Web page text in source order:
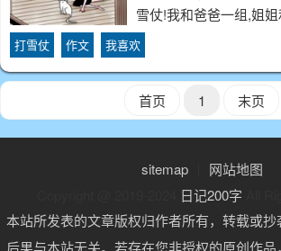
雪仗!我和爸爸一组,姐
子里玩起了打雪仗,打雪
声令下,于是,我手持四“
“弹”有序地击在了姐姐
打雪仗 作文 我喜欢
首页 1 末页
sitemap丨 网站地图
日记200字
本站所发表的文章版权归作者所有，转载或
后果与本站无关。若存在您非授权的原创作